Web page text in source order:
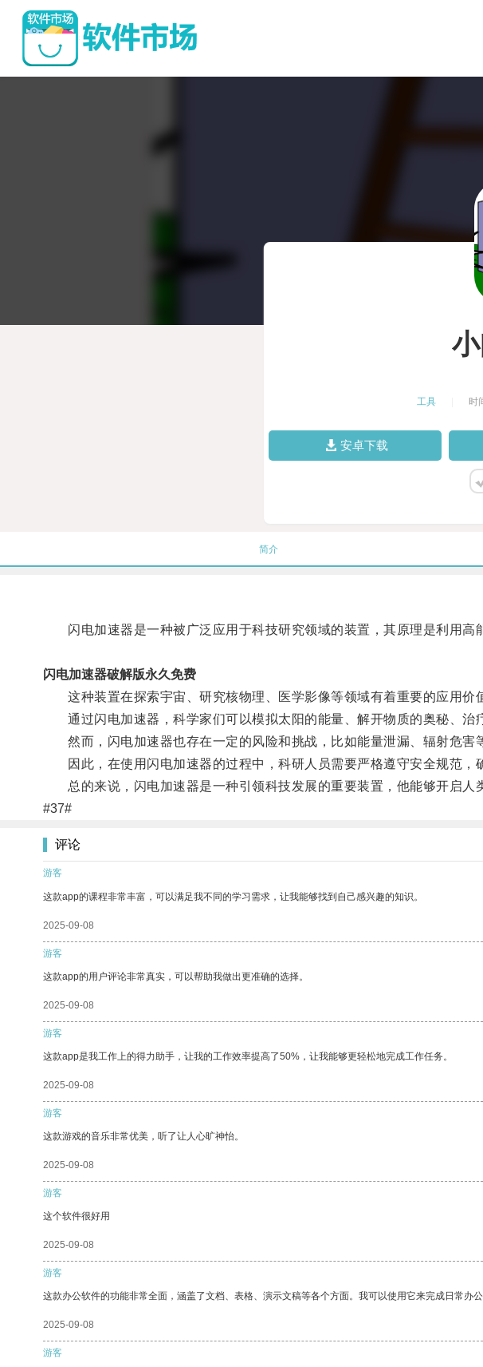
工具 时
安卓下载
简介
闪电加速器是一种被广泛应用于科技研究领域的装置，其原理是利用高
闪电加速器破解版永久免费
这种装置在探索宇宙、研究核物理、医学影像等领域有着重要的应用价
通过闪电加速器，科学家们可以模拟太阳的能量、解开物质的奥秘、治
然而，闪电加速器也存在一定的风险和挑战，比如能量泄漏、辐射危害
因此，在使用闪电加速器的过程中，科研人员需要严格遵守安全规范，
总的来说，闪电加速器是一种引领科技发展的重要装置，他能够开启人
#37#
评论
游客
这款app的课程非常丰富，可以满足我不同的学习需求，让我能够找到自己感兴趣的知识。
2025-09-08
游客
这款app的用户评论非常真实，可以帮助我做出更准确的选择。
2025-09-08
游客
这款app是我工作上的得力助手，让我的工作效率提高了50%，让我能够更轻松地完成工作任务。
2025-09-08
游客
这款游戏的音乐非常优美，听了让人心旷神怡。
2025-09-08
游客
这个软件很好用
2025-09-08
游客
这款办公软件的功能非常全面，涵盖了文档、表格、演示文稿等各个方面。我可以使用它来完成日常办公
2025-09-08
游客